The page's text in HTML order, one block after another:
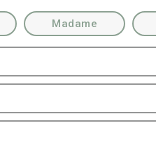
Madame